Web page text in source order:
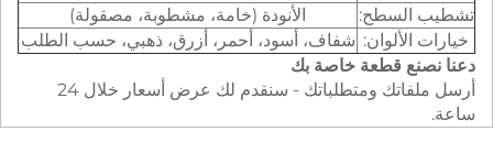
الأنودة (خامة، مشطوبة، مصقولة)
شفاف، أسود، أحمر، أزرق، ذهبي، حسب الطلب
قطعة خاصة بك
أرسل ملفاتك ومتطلباتك - سنقدم لك عرض أسعار خلال 24